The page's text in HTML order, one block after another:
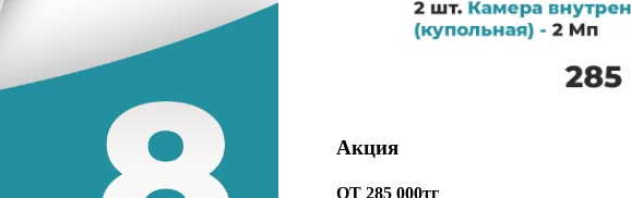
Акция
ОТ 285 000тг